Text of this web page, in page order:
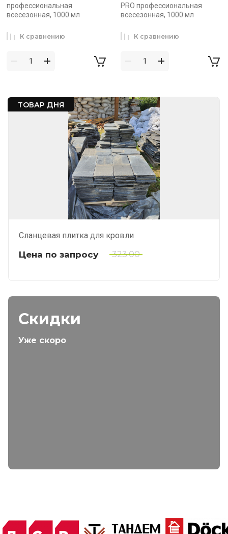
ТОВАР ДНЯ
Сланцевая плитка для кровли
323.00
Цена по запросу
Скидки
Уже скоро
профессиональная
всесезонная, 1000 мл
К сравнению
PRO профессиональная
всесезонная, 1000 мл
К сравнению